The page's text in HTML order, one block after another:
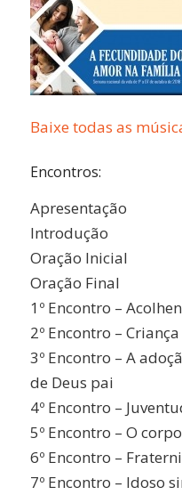
Baixe todas as
Encontros:
Apresentação
Introdução
Oração Inicial
Oração Final
1º Encontro –
2º Encontro –
3º Encontro – A
de Deus pai
4º Encontro –
5º Encontro – O
6º Encontro –
7º Encontro – Idoso